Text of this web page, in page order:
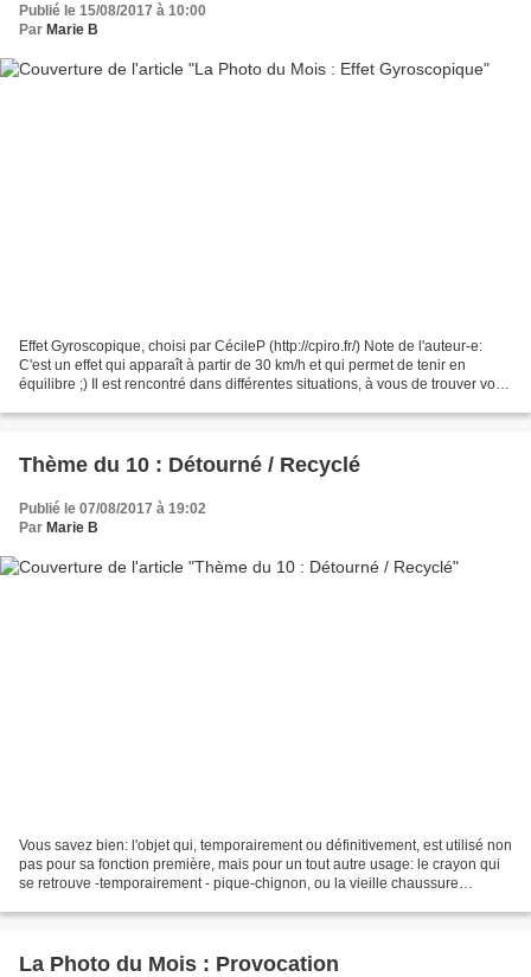
Publié le 15/08/2017 à 10:00
Par Marie B
Effet Gyroscopique, choisi par CécileP (http://cpiro.fr/) Note de l'auteur-e:
C'est un effet qui apparaît à partir de 30 km/h et qui permet de tenir en
équilibre ;) Il est rencontré dans différentes situations, à vous de trouver votre
Thème du 10 : Détourné / Recyclé
Publié le 07/08/2017 à 19:02
Par Marie B
Vous savez bien: l'objet qui, temporairement ou définitivement, est utilisé non
pas pour sa fonction première, mais pour un tout autre usage: le crayon qui
se retrouve -temporairement - pique-chignon, ou la vieille chaussure
La Photo du Mois : Provocation